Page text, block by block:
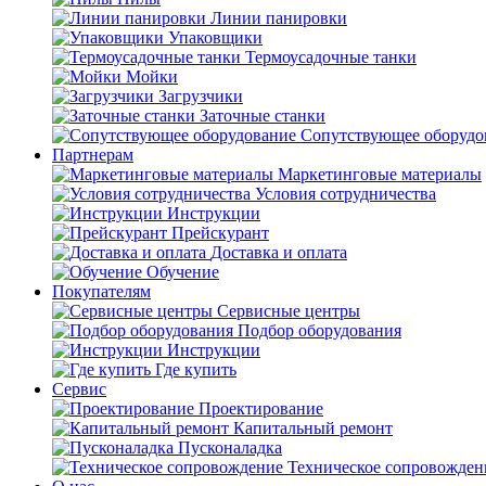
Линии панировки
Упаковщики
Термоусадочные танки
Мойки
Загрузчики
Заточные станки
Сопутствующее
Партнерам
Маркетинговые материалы
Условия сотрудничества
Инструкции
Прейскурант
Доставка и оплата
Обучение
Покупателям
Сервисные центры
Подбор оборудования
Инструкции
Где купить
Сервис
Проектирование
Капитальный ремонт
Пусконаладка
Техническое